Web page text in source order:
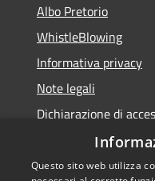
Albo Pretorio
WhistleBlowing
Informativa privacy
Note legali
Dichiarazione di
Questo sito web utilizza